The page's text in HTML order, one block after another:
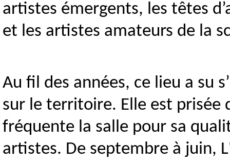
artistes émergents, les têtes
et les artistes amateurs de la
Au fil des années, ce lieu a su
sur le territoire. Elle est prisée
fréquente la salle pour sa
artistes. De septembre à juin,